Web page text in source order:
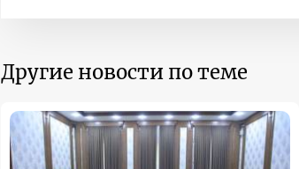
Другие новости по теме